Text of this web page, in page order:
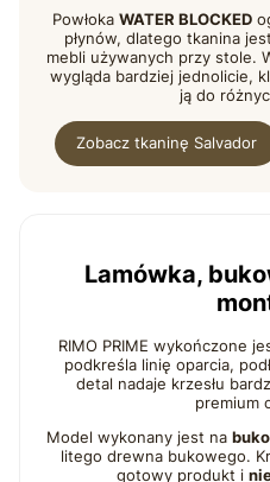
Powłoka WATER BLOCKED
płynów, dlatego tkanina
mebli używanych przy stole.
wygląda bardziej jednolicie,
ją do
Zobacz tkaninę Salvador
Lamówka,
RIMO PRIME wykończone
podkreśla linię oparcia,
detal nadaje krzesłu
premium
Model wykonany jest na
litego drewna bukowego.
gotowy produkt i